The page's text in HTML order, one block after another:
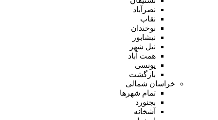
نصرآباد
نقاب
نوخندان
نیشابور
نیل شهر
همت آباد
یونسی
بازگشت
خراسان شمالی
تمام شهر‌ها
بجنورد
آشخانه